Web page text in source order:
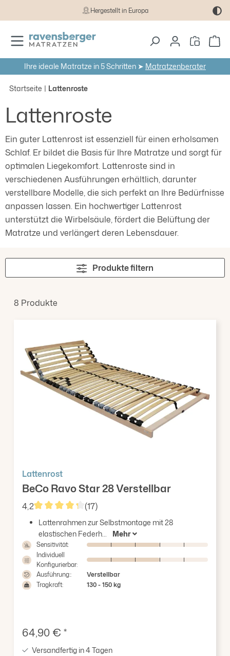
Zum Hauptinhalt springenHergestellt in Europa
Ihre ideale Matratze in 5 Schritten ➤ Matratzenberater
Startseite Lattenroste
Lattenroste
Ein guter Lattenrost ist essenziell für einen erholsamen
Schlaf. Er bildet die Basis für Ihre Matratze und sorgt für
optimalen Liegekomfort. Lattenroste sind in
verschiedenen Ausführungen erhältlich, darunter
verstellbare Modelle, die sich perfekt an Ihre Bedürfnisse
anpassen lassen. Ein hochwertiger Lattenrost
unterstützt die Wirbelsäule, fördert die Belüftung der
Matratze und verlängert deren Lebensdauer.
Produkte filtern
8 Produkte
Lattenrost
BeCo Ravo Star 28 Verstellbar
4,2
Durchschnittliche Bewertung von 4.24 von 5
(17)
Lattenrahmen zur Selbstmontage mit 28
elastischen Federh...
Mehr
Sensitivität:
Individuell
Konfigurierbar:
Ausführung::
Verstellbar
Tragkraft:
130 - 150 kg
Verkaufspreis:
64,90 € *
Versandfertig in 4 Tagen